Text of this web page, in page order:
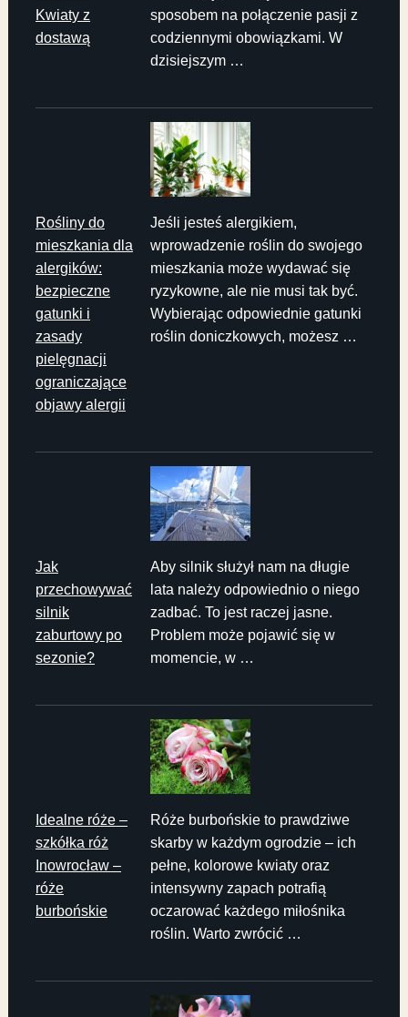
Kwiaty z
dostawą
sposobem na połączenie pasji z
codziennymi obowiązkami. W
dzisiejszym …
Rośliny do
mieszkania dla
alergików:
bezpieczne
gatunki i
zasady
pielęgnacji
ograniczające
objawy alergii
Jeśli jesteś alergikiem,
wprowadzenie roślin do swojego
mieszkania może wydawać się
ryzykowne, ale nie musi tak być.
Wybierając odpowiednie gatunki
roślin doniczkowych, możesz …
Jak
przechowywać
silnik
zaburtowy po
sezonie?
Aby silnik służył nam na długie
lata należy odpowiednio o niego
zadbać. To jest raczej jasne.
Problem może pojawić się w
momencie, w …
Idealne róże –
szkółka róż
Inowrocław –
róże
burbońskie
Róże burbońskie to prawdziwe
skarby w każdym ogrodzie – ich
pełne, kolorowe kwiaty oraz
intensywny zapach potrafią
oczarować każdego miłośnika
roślin. Warto zwrócić …